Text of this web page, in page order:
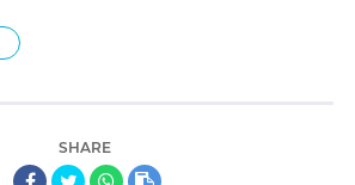
SHARE